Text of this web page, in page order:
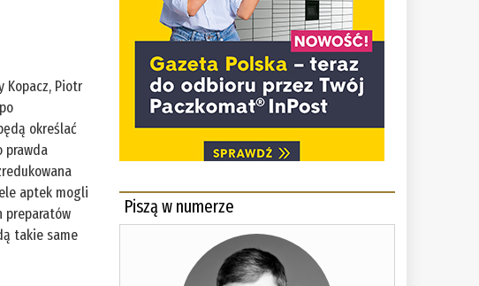
Kopacz, Piotr
określać
prawda
aptek mogli
preparatów
takie same
Piszą w numerze